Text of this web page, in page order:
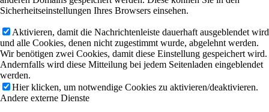
Sicherheitseinstellungen Ihres Browsers einsehen.
Aktivieren, damit die Nachrichtenleiste dauerhaft ausgeblendet wird
und alle Cookies, denen nicht zugestimmt wurde, abgelehnt werden.
Wir benötigen zwei Cookies, damit diese Einstellung gespeichert wird.
Andernfalls wird diese Mitteilung bei jedem Seitenladen eingeblendet
werden.
Hier klicken, um notwendige Cookies zu aktivieren/deaktivieren.
Andere externe Dienste